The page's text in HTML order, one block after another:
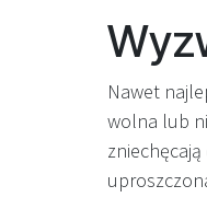
Nawet
wolna lub